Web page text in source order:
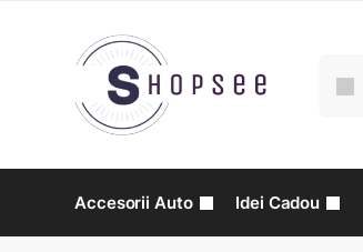
Accesorii Auto Idei Cadou